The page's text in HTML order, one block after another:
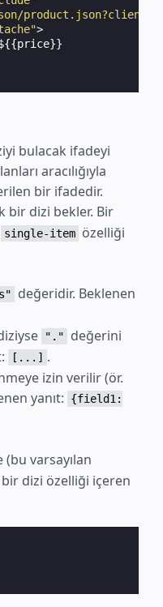
>
bulacak ifadeyi
aracılığıyla
bir ifadedir.
bir dizi bekler. Bir
single-item özelliği
değeridir. Beklenen
"."
değerini
[...] .
izin verilir (ör.
yanıt:
{field1:
varsayılan
bir dizi özelliği içeren